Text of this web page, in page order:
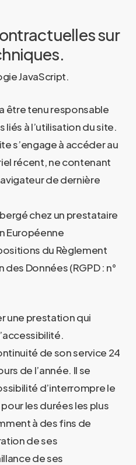
sur
JavaScript.
être tenu responsable
à l’utilisation du site.
s’engage à accéder au
récent, ne contenant
de dernière
chez un prestataire
Européenne
du Règlement
Données (RGPD : n°
une prestation qui
de son service 24
de l’année. Il se
d’interrompre le
les durées les plus
à des fins de
de ses
de ses